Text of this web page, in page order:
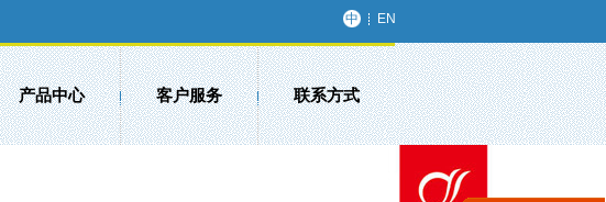
中
EN
产品中心 客户服务 联系方式